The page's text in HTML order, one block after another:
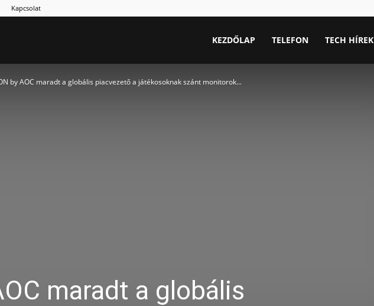
Kapcsolat
KEZDŐLAP TELEFON TECH HÍREK
by AOC maradt a globális piacvezető a játékosoknak szánt monitorok...
maradt a globális